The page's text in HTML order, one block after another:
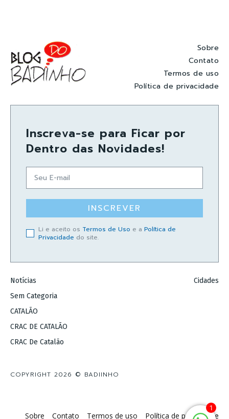
Sobre
Contato
Termos de uso
Política de privacidade
Inscreva-se para Ficar por
Dentro das Novidades!
INSCREVER
Li e aceito os Termos de Uso e a Política de
Privacidade do site.
Notícias
Sem Categoria
CATALÃO
CRAC DE CATALÃO
CRAC De Catalão
Cidades
COPYRIGHT 2026 © BADIINHO
Sobre Contato Termos de uso Política de privacidade
1